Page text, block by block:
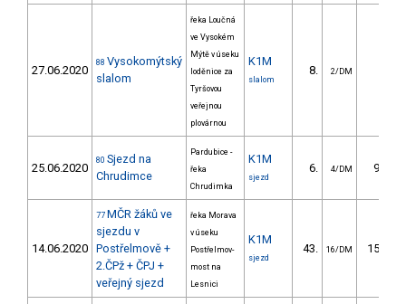
27.06.2020
88 Vysokomýtský
slalom
řeka Loučná
ve Vysokém
Mýtě v úseku
loděnice za
Tyršovou
veřejnou
plovárnou
K1M
slalom
8. 2/DM
25.06.2020
80 Sjezd na
Chrudimce
Pardubice -
řeka
Chrudimka
K1M
sjezd
6. 4/DM 95.01
14.06.2020
77 MČR žáků ve
sjezdu v
Postřelmově +
2.ČPž + ČPJ +
veřejný sjezd
řeka Morava
v úseku
Postřelmov-
most na
Lesnici
K1M
sjezd
43. 16/DM 154.06